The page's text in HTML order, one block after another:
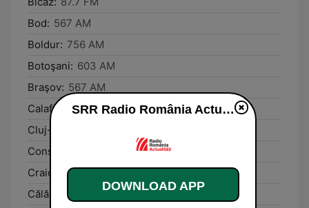
Bod: 567 AM
Boldur: 756 AM
Botoşani: 603 AM
Braşov: 567 AM
Calafat:
90.2 FM
Cluj-Napoca:
Constanţa:
Craiova: 88.7 FM
Călăraşi:
89.5 FM
SRR Radio România Actualităţi live
DOWNLOAD APP